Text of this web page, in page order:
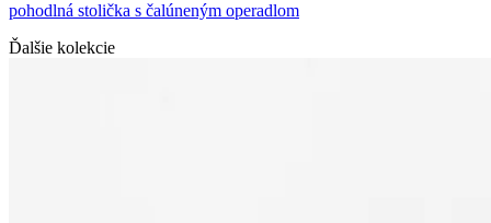
pohodlná stolička s čalúneným operadlom
Ďalšie kolekcie